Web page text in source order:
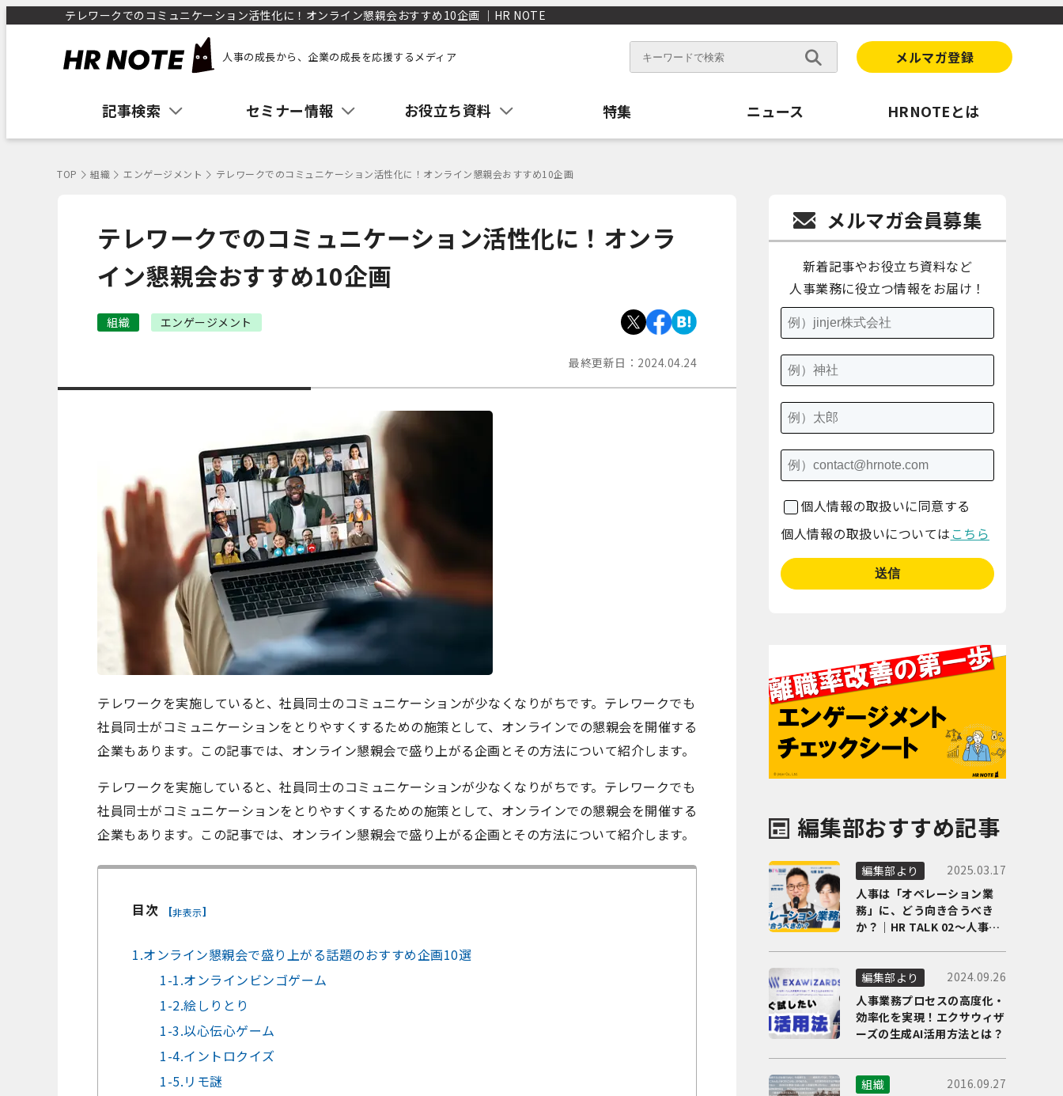
テレワークでのコミュニケーション活性化に！オンライン懇親会おすすめ10企画 ｜HR NOTE
人事の成長から、企業の成長を応援するメディア メルマガ登録
記事検索 セミナー情報 お役立ち資料 特集 ニュース HRNOTEとは
TOP 組織 エンゲージメント テレワークでのコミュニケーション活性化に！オンライン懇親会おすすめ10企画
テレワークでのコミュニケーション活性化に！オンラ
イン懇親会おすすめ10企画
組織 エンゲージメント
最終更新日： 2024.04.24
テレワークを実施していると、社員同士のコミュニケーションが少なくなりがちです。テレワークでも
社員同士がコミュニケーションをとりやすくするための施策として、オンラインでの懇親会を開催する
企業もあります。この記事では、オンライン懇親会で盛り上がる企画とその方法について紹介します。
テレワークを実施していると、社員同士のコミュニケーションが少なくなりがちです。テレワークでも
社員同士がコミュニケーションをとりやすくするための施策として、オンラインでの懇親会を開催する
企業もあります。この記事では、オンライン懇親会で盛り上がる企画とその方法について紹介します。
目次 [非表示]
1.オンライン懇親会で盛り上がる話題のおすすめ企画10選
1-1.オンラインビンゴゲーム
1-2.絵しりとり
1-3.以心伝心ゲーム
1-4.イントロクイズ
1-5.リモ謎
メルマガ会員募集
新着記事やお役立ち資料など
人事業務に役立つ情報をお届け！
個人情報の取扱いに同意する
個人情報の取扱いについては こちら
編集部おすすめ記事
編集部より
2025.03.17
人事は「オペレーション業
務」に、どう向き合うべき
か？｜HR TALK 02～人事DX
編集部より
2024.09.26
人事業務プロセスの高度化・
効率化を実現！エクサウィザ
ーズの生成AI活用方法とは？
組織
2016.09.27